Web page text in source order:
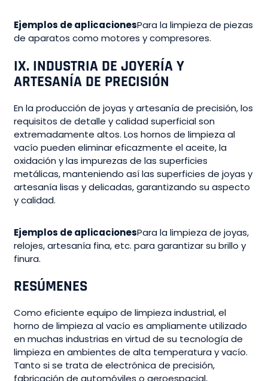
Ejemplos de aplicacionesPara la limpieza de piezas
de aparatos como motores y compresores.
IX. INDUSTRIA DE JOYERÍA Y
ARTESANÍA DE PRECISIÓN
En la producción de joyas y artesanía de precisión, los
requisitos de detalle y calidad superficial son
extremadamente altos. Los hornos de limpieza al
vacío pueden eliminar eficazmente el aceite, la
oxidación y las impurezas de las superficies
metálicas, manteniendo así las superficies de joyas y
artesanía lisas y delicadas, garantizando su aspecto
y calidad.
Ejemplos de aplicacionesPara la limpieza de joyas,
relojes, artesanía fina, etc. para garantizar su brillo y
finura.
RESÚMENES
Como eficiente equipo de limpieza industrial, el
horno de limpieza al vacío es ampliamente utilizado
en muchas industrias en virtud de su tecnología de
limpieza en ambientes de alta temperatura y vacío.
Tanto si se trata de electrónica de precisión,